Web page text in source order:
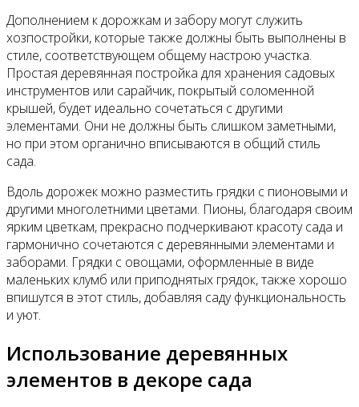
Дополнением к дорожкам и забору могут служить
хозпостройки, которые также должны быть выполнены в
стиле, соответствующем общему настрою участка.
Простая деревянная постройка для хранения садовых
инструментов или сарайчик, покрытый соломенной
крышей, будет идеально сочетаться с другими
элементами. Они не должны быть слишком заметными,
но при этом органично вписываются в общий стиль
сада.
Вдоль дорожек можно разместить грядки с пионовыми и
другими многолетними цветами. Пионы, благодаря своим
ярким цветкам, прекрасно подчеркивают красоту сада и
гармонично сочетаются с деревянными элементами и
заборами. Грядки с овощами, оформленные в виде
маленьких клумб или приподнятых грядок, также хорошо
впишутся в этот стиль, добавляя саду функциональность
и уют.
Использование деревянных
элементов в декоре сада